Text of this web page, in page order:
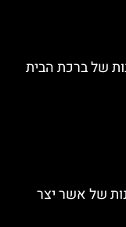
של ברכת הבית
של אשר יצר